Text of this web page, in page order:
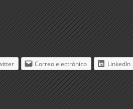
Correo electrónico LinkedIn